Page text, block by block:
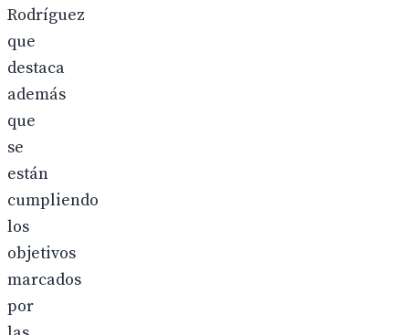
Rodríguez
que
destaca
además
que
se
están
cumpliendo
los
objetivos
marcados
por